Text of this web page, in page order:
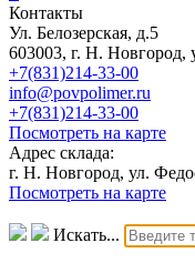
Контакты
Ул. Белозерская, д.5
603003, г. Н. Новгород,
+7(831)214-33-00
info@povpolimer.ru
+7(831)214-33-00
Посмотреть на карте
Адрес склада:
г. Н. Новгород, ул.
Посмотреть на карте
Искать...